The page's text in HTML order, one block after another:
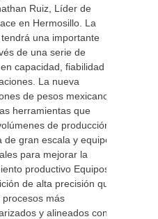
Ruiz, Líder de
en Hermosillo. La
una importante
de una serie de
capacidad, fiabilidad y
La nueva
de pesos mexicanos
herramientas que
de producción
gran escala y equipos
para mejorar la
productivo Equipos
de alta precisión que
más
y alineados con